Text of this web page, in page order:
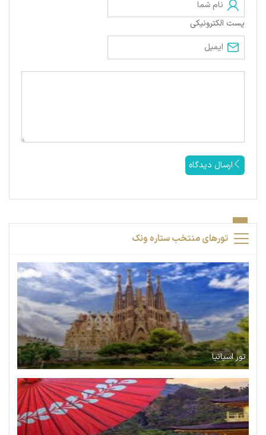
پست الکترونیکی
ارسال دیدگاه
تورهای منتخب ستاره ونک
تور اسپانیا